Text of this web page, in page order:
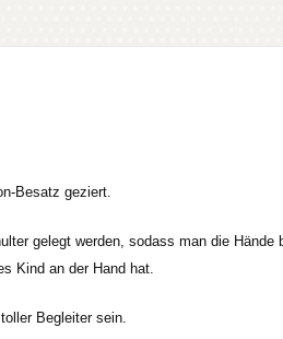
Besatz geziert.
gelegt werden, sodass man die Hände
Kind an der Hand hat.
Begleiter sein.